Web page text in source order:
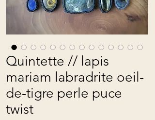
Quintette // lapis
mariam labradrite oeil-
de-tigre perle puce
twist